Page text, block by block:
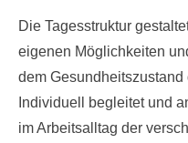
Die Tagesstruktur
eigenen Möglichkeiten
dem
Individuell begleitet und
im Arbeitsalltag der